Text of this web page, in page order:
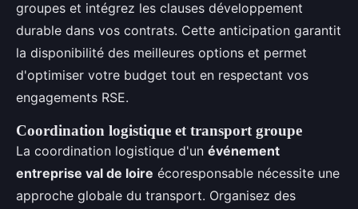
groupes et intégrez les clauses développement
durable dans vos contrats. Cette anticipation garantit
la disponibilité des meilleures options et permet
d'optimiser votre budget tout en respectant vos
engagements RSE.
Coordination logistique et transport groupe
La coordination logistique d'un événement
entreprise val de loire écoresponsable nécessite une
approche globale du transport. Organisez des